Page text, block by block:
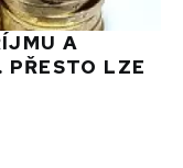
A
PŘESTO LZE